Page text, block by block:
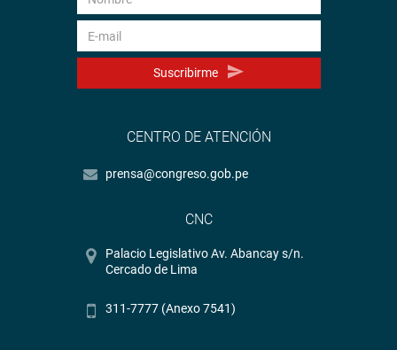
Suscribirme
CENTRO DE ATENCIÓN
prensa@congreso.gob.pe
CNC
Palacio Legislativo Av. Abancay s/n.
Cercado de Lima
311-7777 (Anexo 7541)